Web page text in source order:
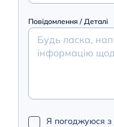
Повідомлення / Деталі
Я погоджуюся з